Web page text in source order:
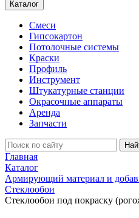
Каталог
Смеси
Гипсокартон
Потолочные системы
Краски
Профиль
Инструмент
Штукатурные станции
Окрасочные аппараты
Аренда
Запчасти
Главная
Каталог
Армирующий материал и
Стеклообои
Стеклообои под покраску